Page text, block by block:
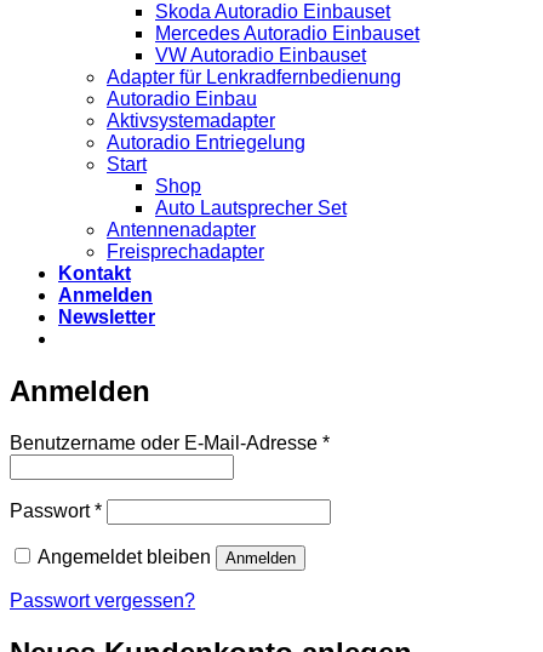
Skoda Autoradio Einbauset
Mercedes Autoradio Einbauset
VW Autoradio Einbauset
Adapter für Lenkradfernbedienung
Autoradio Einbau
Aktivsystemadapter
Autoradio Entriegelung
Start
Shop
Auto Lautsprecher Set
Antennenadapter
Freisprechadapter
Kontakt
Anmelden
Newsletter
Anmelden
Benutzername oder E-Mail-Adresse *Erforderlich
Passwort*Erforderlich
Angemeldet bleiben Anmelden
Passwort vergessen?